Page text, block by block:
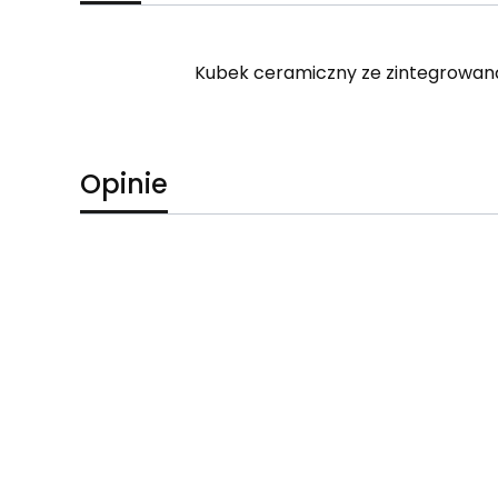
Kubek ceramiczny ze
Opinie